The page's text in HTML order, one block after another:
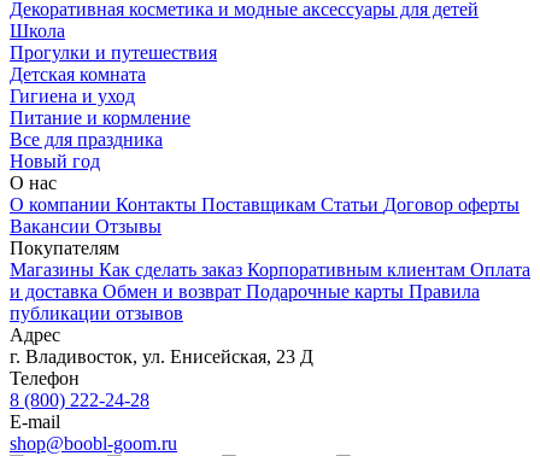
Декоративная косметика и модные аксессуары для детей
Школа
Прогулки и путешествия
Детская комната
Гигиена и уход
Питание и кормление
Все для праздника
Новый год
О нас
О компании Контакты Поставщикам Статьи Договор оферты
Вакансии Отзывы
Покупателям
Магазины Как сделать заказ Корпоративным клиентам Оплата
и доставка Обмен и возврат Подарочные карты Правила
публикации отзывов
Адрес
г. Владивосток, ул. Енисейская, 23 Д
Телефон
8 (800) 222-24-28
E-mail
shop@boobl-goom.ru